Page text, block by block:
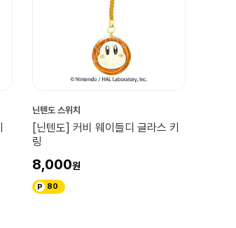
닌텐도 스위치
[닌텐도] 커비 웨이들디 글라스 키
링
8,000
80